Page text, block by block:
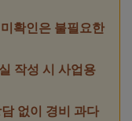
확인은 불필요한
작성 시 사업용
없이 경비 과다